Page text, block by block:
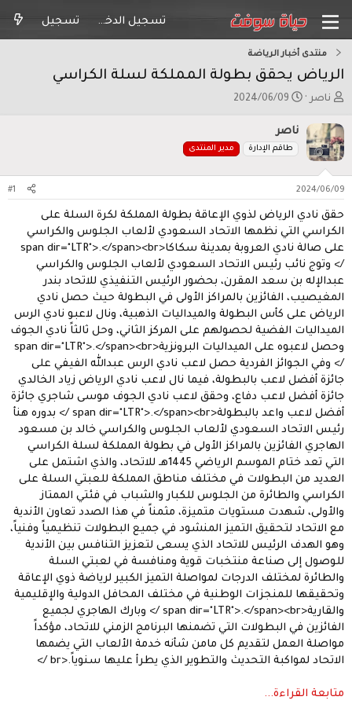
تسجيل الدخول تسجيل
منتدى أخبار الرياضة
الرياض يحقق بطولة المملكة لسلة الكراسي
ب
د
ئ
ا
ل
م
و
ض
و
ع
ناصر
ت
ر
ي
خ
ب
د
ء
2024/06/09
ناصر
طاقم الإدارة مدير المنتدى
2024/06/09
#1
حقق نادي الرياض لذوي الإعاقة بطولة المملكة لكرة السلة على
الكراسي التي نظمها الاتحاد السعودي لألعاب الجلوس والكراسي
على صالة نادي العروبة بمدينة سكاكا<span dir="LTR">.</span><br
/> وتوج نائب رئيس الاتحاد السعودي لألعاب الجلوس والكراسي
عبدالإله بن سعد المقرن، بحضور الرئيس التنفيذي للاتحاد بندر
المغيصيب، الفائزين بالمراكز الأولى في البطولة حيث حصل نادي
الرياض على كأس البطولة والميداليات الذهبية، ونال لاعبو نادي الرس
الميداليات الفضية لحصولهم على المركز الثاني، وحل ثالثاً نادي الجوف
وحصل لاعبوه على الميداليات البرونزية<span dir="LTR">.</span><br
/> وفي الجوائز الفردية حصل لاعب نادي الرس عبدالله الفيفي على
جائزة أفضل لاعب بالبطولة، فيما نال لاعب نادي الرياض زياد الخالدي
جائزة أفضل لاعب دفاع، وحقق لاعب نادي الجوف موسى شاجري جائزة
أفضل لاعب واعد بالبطولة<span dir="LTR">.</span><br /> بدوره هنأ
رئيس الاتحاد السعودي لألعاب الجلوس والكراسي خالد بن مسعود
الهاجري الفائزين بالمراكز الأولى في بطولة المملكة لسلة الكراسي
التي تعد ختام الموسم الرياضي 1445هـ للاتحاد، والذي اشتمل على
العديد من البطولات في مختلف مناطق المملكة للعبتي السلة على
الكراسي والطائرة من الجلوس للكبار والشباب في فئتي الممتاز
والأولى، شهدت مستويات متميزة، مثمناً في هذا الصدد تعاون الأندية
مع الاتحاد لتحقيق التميز المنشود في جميع البطولات تنظيمياً وفنياً،
وهو الهدف الرئيس للاتحاد الذي يسعى لتعزيز التنافس بين الأندية
للوصول إلى صناعة منتخبات قوية ومنافسة في لعبتي السلة
والطائرة لمختلف الدرجات لمواصلة التميز الكبير لرياضة ذوي الإعاقة
وتحقيقها للمنجزات الوطنية في مختلف المحافل الدولية والإقليمية
والقارية<span dir="LTR">.</span><br /> وبارك الهاجري لجميع
الفائزين في البطولات التي تضمنها البرنامج الزمني للاتحاد، مؤكداً
مواصلة العمل لتقديم كل مامن شأنه خدمة الألعاب التي يضمها
الاتحاد لمواكبة التحديث والتطوير الذي يطرأ عليها سنوياً.<br />
متابعة القراءة...